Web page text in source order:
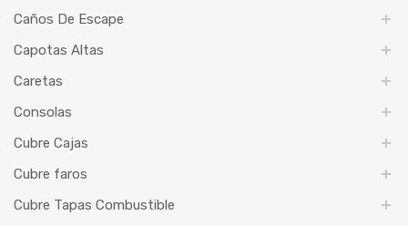
Caños De Escape
Capotas Altas
Caretas
Consolas
Cubre Cajas
Cubre faros
Cubre Tapas Combustible